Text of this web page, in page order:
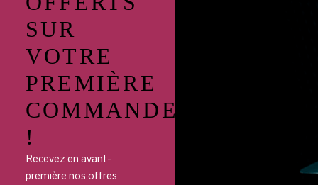
SUR
VOTRE
PREMIÈRE
COMMANDE
!
Recevez en avant-
première nos offres